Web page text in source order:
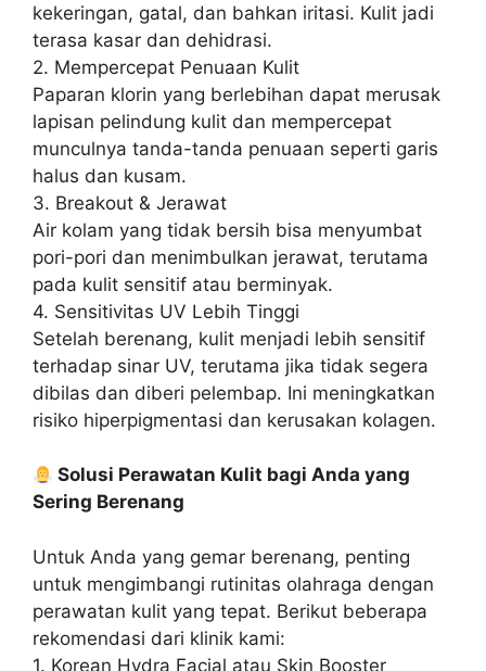
kekeringan, gatal, dan bahkan iritasi. Kulit jadi
terasa kasar dan dehidrasi.
2. Mempercepat Penuaan Kulit
Paparan klorin yang berlebihan dapat merusak
lapisan pelindung kulit dan mempercepat
munculnya tanda-tanda penuaan seperti garis
halus dan kusam.
3. Breakout & Jerawat
Air kolam yang tidak bersih bisa menyumbat
pori-pori dan menimbulkan jerawat, terutama
pada kulit sensitif atau berminyak.
4. Sensitivitas UV Lebih Tinggi
Setelah berenang, kulit menjadi lebih sensitif
terhadap sinar UV, terutama jika tidak segera
dibilas dan diberi pelembap. Ini meningkatkan
risiko hiperpigmentasi dan kerusakan kolagen.
Solusi Perawatan Kulit bagi Anda yang
Sering Berenang
Untuk Anda yang gemar berenang, penting
untuk mengimbangi rutinitas olahraga dengan
perawatan kulit yang tepat. Berikut beberapa
rekomendasi dari klinik kami:
1. Korean Hydra Facial atau Skin Booster